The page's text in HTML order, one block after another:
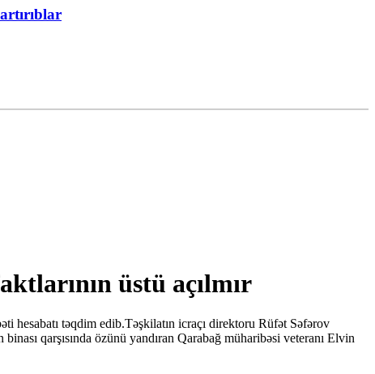
üstü açılmır
hesabatı təqdim edib.Təşkilatın icraçı direktoru Rüfət Səfərov
qarşısında özünü yandıran Qarabağ müharibəsi veteranı Elvin